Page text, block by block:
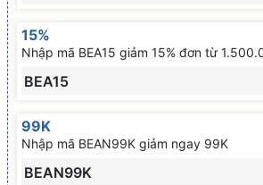
15%
Nhập mã BEA15 giảm 15% đơn từ
BEA15
99K
Nhập mã BEAN99K giảm ngay 99K
BEAN99K